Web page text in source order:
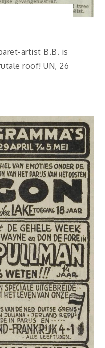
artist B.B. is
roof! UN, 26